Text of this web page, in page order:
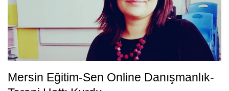
Mersin Eğitim-Sen Online Danışmanlık-